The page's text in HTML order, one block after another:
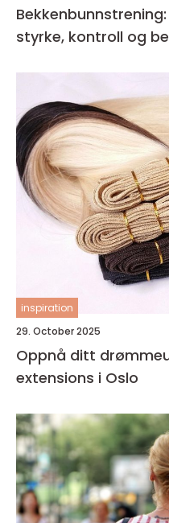
styrke, kontroll og
inspiration
29. October 2025
Oppnå ditt
extensions i Oslo